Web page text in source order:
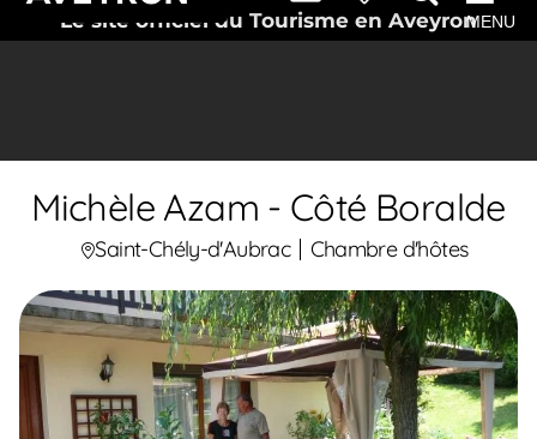
Le site officiel du Tourisme en AveyronMENU
Michèle Azam - Côté Boralde
Saint-Chély-d'Aubrac Chambre d'hôtes